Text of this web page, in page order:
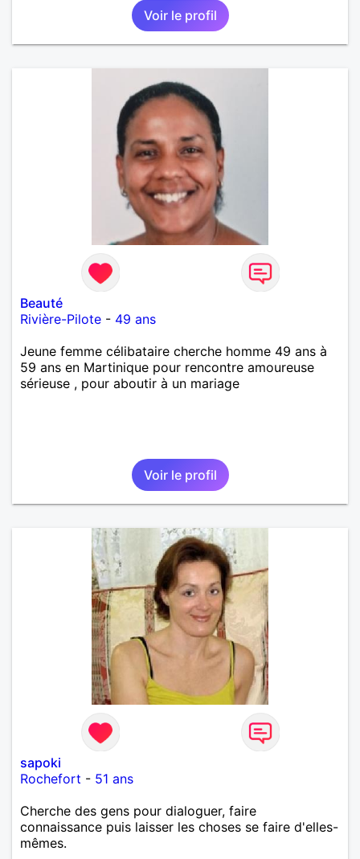
Voir le profil
Beauté
Rivière-Pilote - 49 ans
Jeune femme célibataire cherche homme 49 ans à
59 ans en Martinique pour rencontre amoureuse
sérieuse , pour aboutir à un mariage
Voir le profil
sapoki
Rochefort - 51 ans
Cherche des gens pour dialoguer, faire
connaissance puis laisser les choses se faire d'elles-
mêmes.